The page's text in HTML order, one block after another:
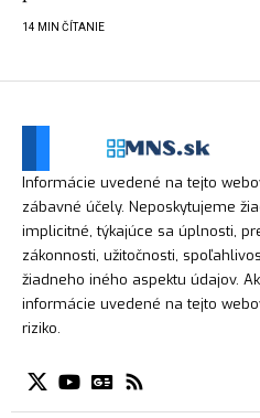
14 MIN ČÍTANIE
Informácie uvedené na tejto
zábavné účely. Neposkytujeme
implicitné, týkajúce sa úplnosti,
zákonnosti, užitočnosti,
žiadneho iného aspektu údajov.
informácie uvedené na tejto
riziko.